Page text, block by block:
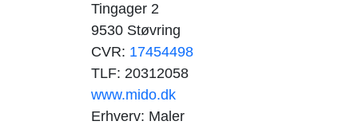
Tingager 2
9530 Støvring
CVR: 17454498
TLF: 20312058
www.mido.dk
Erhverv: Maler